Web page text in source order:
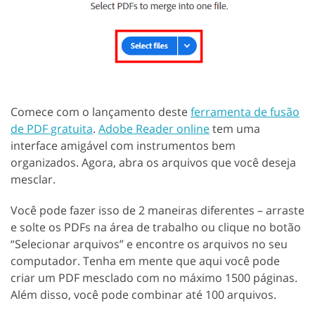
Comece com o lançamento desteferramenta de fusão
de PDF gratuita. Adobe Reader onlinetem uma
interface amigável com instrumentos bem
organizados. Agora, abra os arquivos que você deseja
mesclar.
Você pode fazer isso de 2 maneiras diferentes – arraste
e solte os PDFs na área de trabalho ou clique no botão
“Selecionar arquivos” e encontre os arquivos no seu
computador. Tenha em mente que aqui você pode
criar um PDF mesclado com no máximo 1500 páginas.
Além disso, você pode combinar até 100 arquivos.